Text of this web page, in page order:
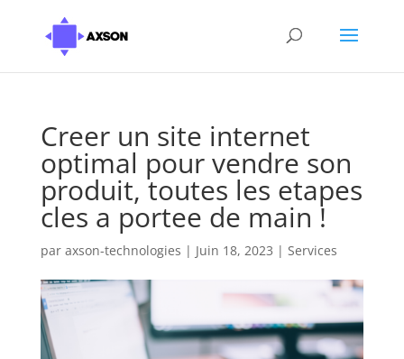
Creer un site internet
optimal pour vendre son
produit, toutes les etapes
cles a portee de main !
par axson-technologies | Juin 18, 2023 | Services